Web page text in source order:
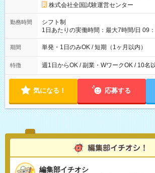
円の場合あり ・国家試験 7:00～13:30（
円（役割手当＋100円）×6時間＝日収8,400円
間】試用期間なし
株式会社全国試験運営センター
勤務時間
シフト制
1日あたりの実働時間：最大7時間/日 09
間は 試験により異なります。
期間 単発・1日のみOK / 短期（1ヶ月以内）
特徴 週1日からOK / 副業・WワークOK / 10名
気になる！ 応募する
編集部イチオシ